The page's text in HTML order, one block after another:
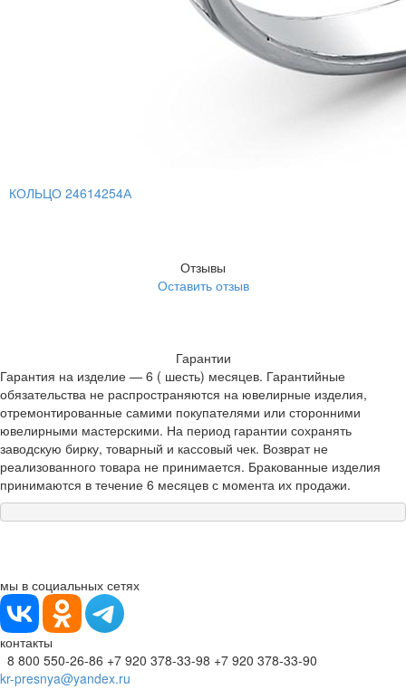
КОЛЬЦО 24614254А
Отзывы
Оставить отзыв
Гарантии
Гарантия на изделие — 6 ( шесть) месяцев. Гарантийные
обязательства не распространяются на ювелирные изделия,
отремонтированные самими покупателями или сторонними
ювелирными мастерскими. На период гарантии сохранять
заводскую бирку, товарный и кассовый чек. Возврат не
реализованного товара не принимается. Бракованные изделия
принимаются в течение 6 месяцев с момента их продажи.
мы в социальных сетях
контакты
8 800 550-26-86 +7 920 378-33-98 +7 920 378-33-90
kr-presnya@yandex.ru